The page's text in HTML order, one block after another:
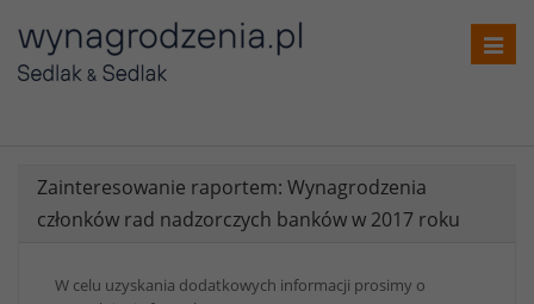
Zainteresowanie raportem: Wynagrodzenia
członków rad nadzorczych banków w 2017 roku
W celu uzyskania dodatkowych informacji prosimy o